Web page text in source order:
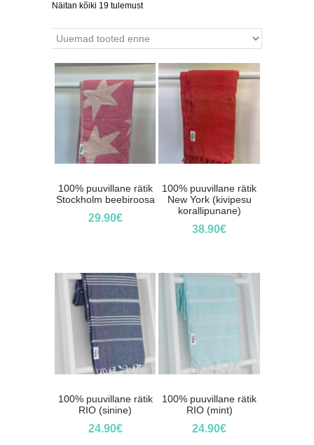
Näitan kõiki 19 tulemust
100% puuvillane rätik
Stockholm beebiroosa
29.90€
100% puuvillane rätik
New York (kivipesu
korallipunane)
38.90€
100% puuvillane rätik
RIO (sinine)
24.90€
100% puuvillane rätik
RIO (mint)
24.90€